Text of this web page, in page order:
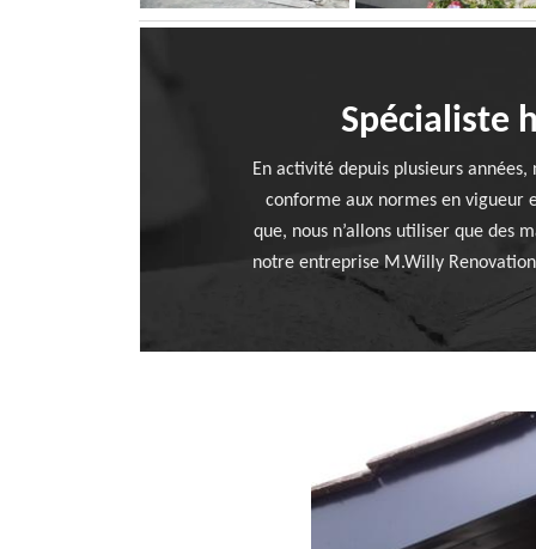
Spécialiste
En activité depuis plusieurs
conforme aux normes en vigueur
que, nous n’allons utiliser que des
notre entreprise M.Willy